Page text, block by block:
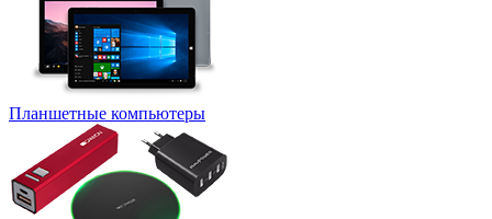
Планшетные компьютеры